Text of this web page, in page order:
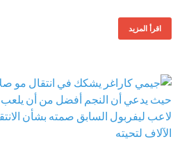
اقرأ المزيد